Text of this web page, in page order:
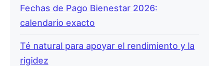
Fechas de Pago Bienestar 2026:
calendario exacto
Té natural para apoyar el rendimiento y la
rigidez